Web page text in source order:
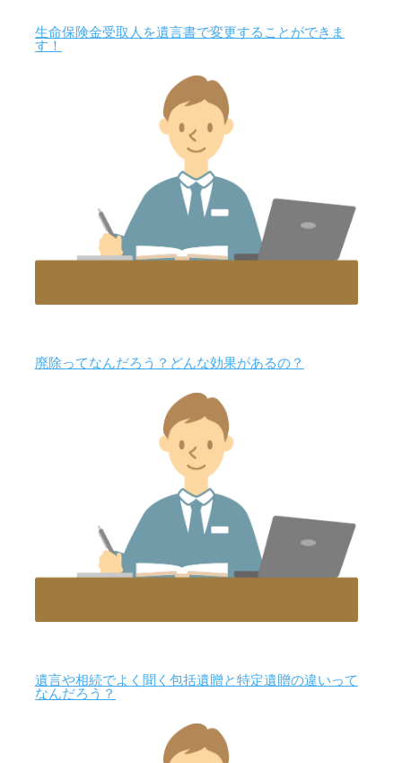
生命保険金受取人を遺言書で変更することができま
す！
廃除ってなんだろう？どんな効果があるの？
遺言や相続でよく聞く包括遺贈と特定遺贈の違いって
なんだろう？